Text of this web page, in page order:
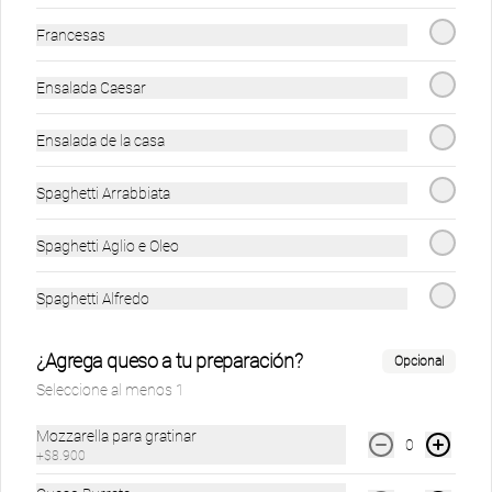
$19.900 $19.900
Menú Mundialista
cocacola lata
$4.500
Francesas
Ensalada Caesar
Ensalada de la casa
Spaghetti Arrabbiata
Spaghetti Aglio e Oleo
Spaghetti Alfredo
¿Agrega queso a tu preparación? Opcional
Seleccione al menos 1
Mozzarella para gratinar
+$8.900
0